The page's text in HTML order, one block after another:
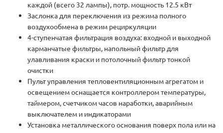
каждой (всего 32 лампы), потр. мощность 12.5 кВт
Заслонка для переключения из режима полного
воздухообмена в режим рециркуляции
4-ступенчатая фильтрация воздуха: входной и выходной
карманчатые фильтры, напольный фильтр для
улавливания краски и потолочный фильтр тонкой
очистки
Пульт управления тепловентиляционным агрегатом и
освещением оснащается контроллером температуры,
таймером, счетчиком часов наработки, аварийным
выключателем и индикаторами
Установка металлического основания поверх пола или на